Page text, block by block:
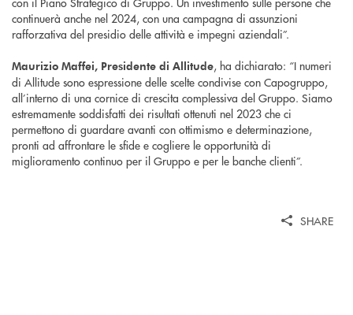
continuerà anche nel 2024, con una campagna di assunzioni
rafforzativa del presidio delle attività e impegni aziendali”.
Maurizio Maffei, Presidente di Allitude, ha dichiarato: “I numeri
di Allitude sono espressione delle scelte condivise con Capogruppo,
all’interno di una cornice di crescita complessiva del Gruppo. Siamo
estremamente soddisfatti dei risultati ottenuti nel 2023 che ci
permettono di guardare avanti con ottimismo e determinazione,
pronti ad affrontare le sfide e cogliere le opportunità di
miglioramento continuo per il Gruppo e per le banche clienti”.
SHARE